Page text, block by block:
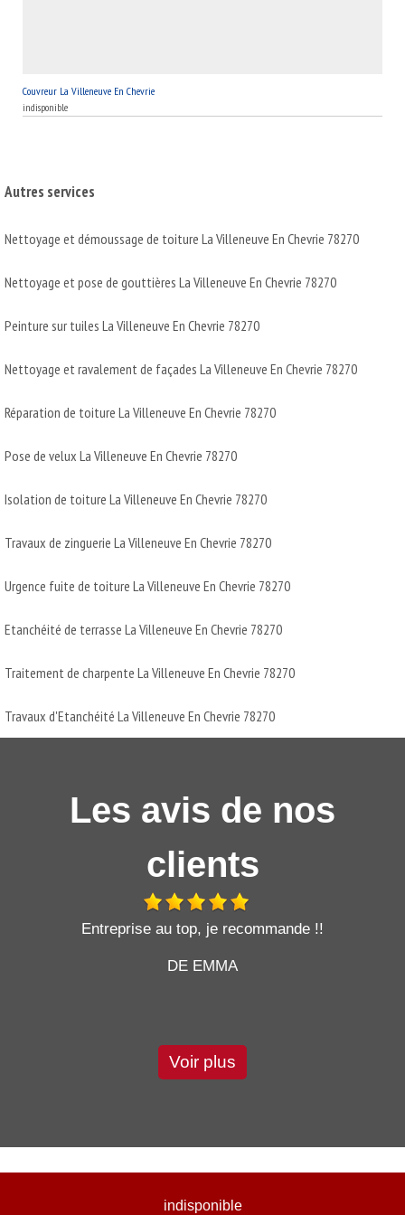
Couvreur La Villeneuve En Chevrie
indisponible
Autres services
Nettoyage et démoussage de toiture La Villeneuve En Chevrie 78270
Nettoyage et pose de gouttières La Villeneuve En Chevrie 78270
Peinture sur tuiles La Villeneuve En Chevrie 78270
Nettoyage et ravalement de façades La Villeneuve En Chevrie 78270
Réparation de toiture La Villeneuve En Chevrie 78270
Pose de velux La Villeneuve En Chevrie 78270
Isolation de toiture La Villeneuve En Chevrie 78270
Travaux de zinguerie La Villeneuve En Chevrie 78270
Urgence fuite de toiture La Villeneuve En Chevrie 78270
Etanchéité de terrasse La Villeneuve En Chevrie 78270
Traitement de charpente La Villeneuve En Chevrie 78270
Travaux d'Etanchéité La Villeneuve En Chevrie 78270
Les avis de nos
clients
Entreprise au top, je recommande !!
DE EMMA
Voir plus
indisponible